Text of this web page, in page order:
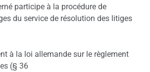
participe à la procédure de
du service de résolution des litiges
à la loi allemande sur le règlement
(§ 36